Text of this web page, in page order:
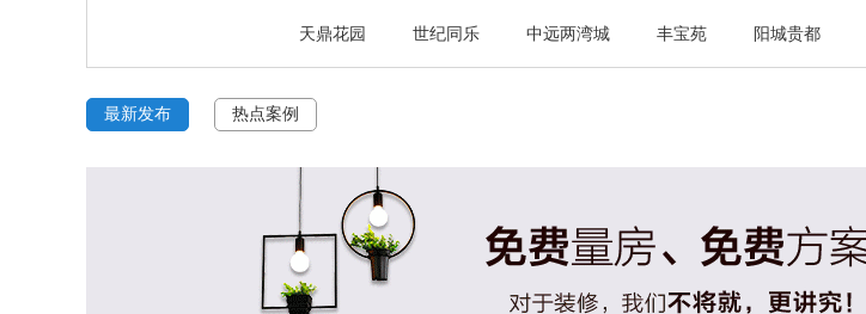
天鼎花园 世纪同乐 中远两湾城 丰宝苑 阳城贵都
最新发布 热点案例